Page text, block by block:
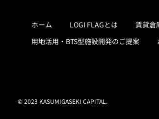
ホーム LOGI FLAGとは 賃貸倉
用地活用・BTS型施設開発のご提案
© 2023 KASUMIGASEKI CAPITAL.